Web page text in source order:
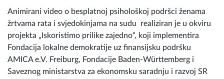
Animirani video o besplatnoj psihološkoj podršci ženama
žrtvama rata i svjedokinjama na sudu realiziran je u okviru
projekta „Iskoristimo prilike zajedno“, koji implementira
Fondacija lokalne demokratije uz finansijsku podršku
AMICA e.V. Freiburg, Fondacije Baden-Württemberg i
Saveznog ministarstva za ekonomsku saradnju i razvoj SR